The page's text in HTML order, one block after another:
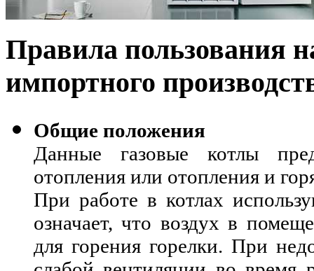
Правила пользования
импортного
Общие положения
Данные газовые котлы
отопления или отопления и
При работе в котлах
означает, что воздух в
для горения горелки. При